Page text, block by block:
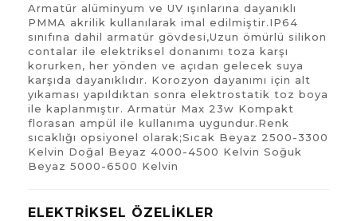
Armatür alüminyum ve UV ışınlarına dayanıklı
PMMA akrilik kullanılarak imal edilmiştir.IP64
sınıfına dahil armatür gövdesi,Uzun ömürlü silikon
contalar ile elektriksel donanımı toza karşı
korurken, her yönden ve açıdan gelecek suya
karşıda dayanıklıdır. Korozyon dayanımı için alt
yıkaması yapıldıktan sonra elektrostatik toz boya
ile kaplanmıştır. Armatür Max 23w Kompakt
florasan ampül ile kullanıma uygundur.Renk
sıcaklığı opsiyonel olarak;Sıcak Beyaz 2500-3300
Kelvin Doğal Beyaz 4000-4500 Kelvin Soğuk
Beyaz 5000-6500 Kelvin
ELEKTRİKSEL ÖZELİKLER